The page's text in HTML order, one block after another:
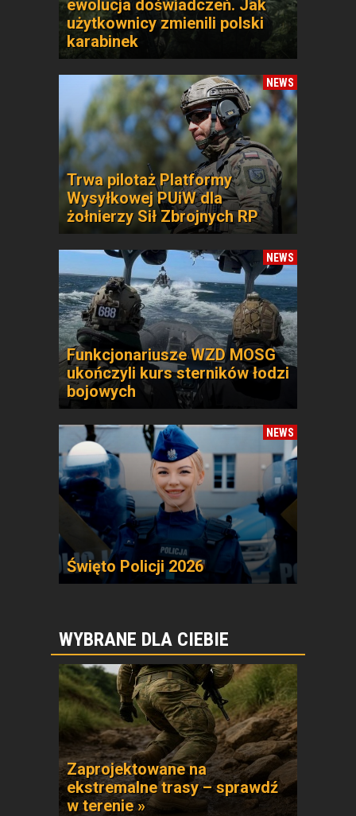
ewolucja doświadczeń. Jak
użytkownicy zmienili polski
karabinek
NEWS
Trwa pilotaż Platformy
Wysyłkowej PUiW dla
żołnierzy Sił Zbrojnych RP
NEWS
Funkcjonariusze WZD MOSG
ukończyli kurs sterników łodzi
bojowych
NEWS
Święto Policji 2026
WYBRANE DLA CIEBIE
Zaprojektowane na
ekstremalne trasy – sprawdź
w terenie »